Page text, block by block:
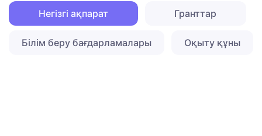
Негізгі ақпарат Гранттар
Білім беру бағдарламалары Оқыту құны